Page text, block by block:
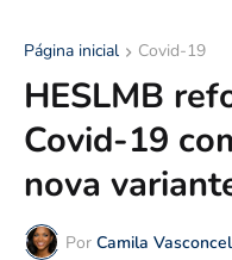
Página inicial Covid-19
HESLMB
Covid-19
nova
Por Camila